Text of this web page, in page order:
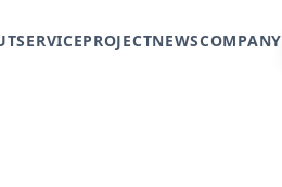
SERVICEPROJECTNEWSCOMPANY